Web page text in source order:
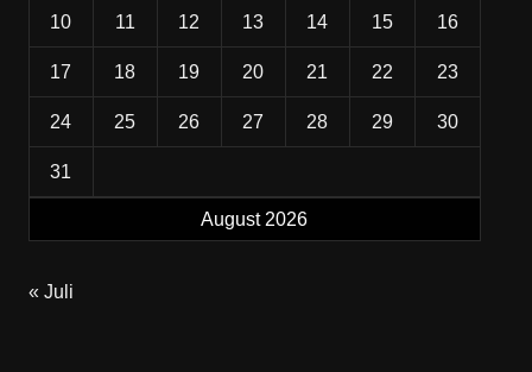
August 2026
10 11 12 13 14 15 16
17 18 19 20 21 22 23
24 25 26 27 28 29 30
31
« Juli